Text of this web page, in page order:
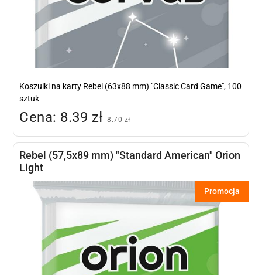
Koszulki na karty Rebel (63x88 mm) "Classic Card Game", 100
sztuk
Cena: 8.39 zł 8.70 zł
Rebel (57,5x89 mm) "Standard American" Orion
Light
Promocja